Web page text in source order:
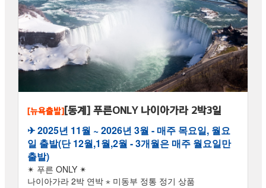
[뉴욕출발][동계] 푸른ONLY 나이아가라 2박3일
✈︎ 2025년 11월 ~ 2026년 3월 - 매주 목요일, 월요
일 출발(단 12월,1월,2월 - 3개월은 매주 월요일만
출발)
✴ 푸른 ONLY ✴
나이아가라 2박 연박 ⋆ 미동부 정통 정기 상품